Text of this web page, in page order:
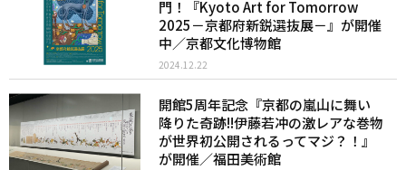
門！『Kyoto Art for Tomorrow
2025－京都府新鋭選抜展－』が開催
中／京都文化博物館
2024.12.22
開館5周年記念『京都の嵐山に舞い
降りた奇跡!!伊藤若冲の激レアな巻物
が世界初公開されるってマジ？！』
が開催／福田美術館